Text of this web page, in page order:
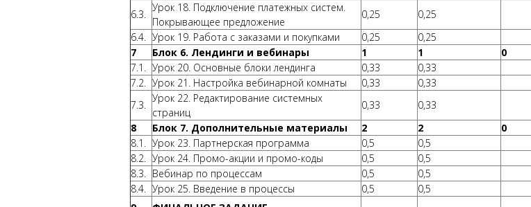
6.3.
Урок 18. Подключение платежных систем.
Покрывающее предложение
0,25 0,25
6.4. Урок 19. Работа с заказами и покупками 0,25 0,25
7
Блок 6. Лендинги и вебинары 1 1 0
7.1. Урок 20. Основные блоки лендинга 0,33 0,33
7.2. Урок 21. Настройка вебинарной комнаты 0,33 0,33
7.3.
Урок 22. Редактирование системных
страниц
0,33 0,33
8
Блок 7. Дополнительные материалы 2 2 0
8.1. Урок 23. Партнерская программа 0,5 0,5
8.2. Урок 24. Промо-акции и промо-коды 0,5 0,5
8.3. Вебинар по процессам 0,5 0,5
8.4. Урок 25. Введение в процессы 0,5 0,5